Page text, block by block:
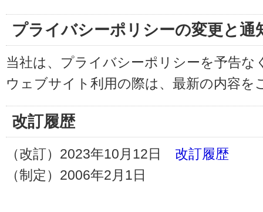
プライバシーポリシーの変更と通
当社は、プライバシーポリシーを予告
ウェブサイト利用の際は、最新の内容を
改訂履歴
（改訂）2023年10月12日 改訂履歴
（制定）2006年2月1日